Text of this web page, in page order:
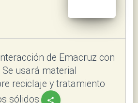
de Emacruz con
usará material
reciclaje y tratamiento
sólidos
share